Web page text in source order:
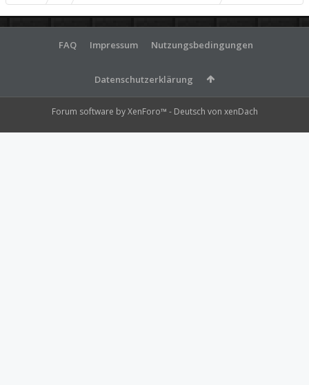
FAQ Impressum Nutzungsbedingungen
Datenschutzerklärung
Forum software by XenForo™ - Deutsch von xenDach